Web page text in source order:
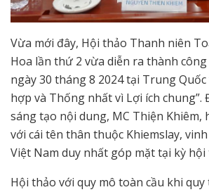
Vừa mới đây, Hội thảo Thanh niên
Hoa lần thứ 2 vừa diễn ra thành
ngày 30 tháng 8 2024 tại Trung Quốc
hợp và Thống nhất vì Lợi ích chung”.
sáng tạo nội dung, MC Thiện Khiêm,
với cái tên thân thuộc Khiemslay,
Việt Nam duy nhất góp mặt tại kỳ hội
Hội thảo với quy mô toàn cầu khi quy